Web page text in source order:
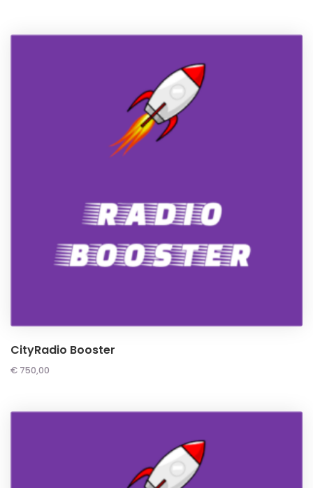
CityRadio Booster
€ 750,00